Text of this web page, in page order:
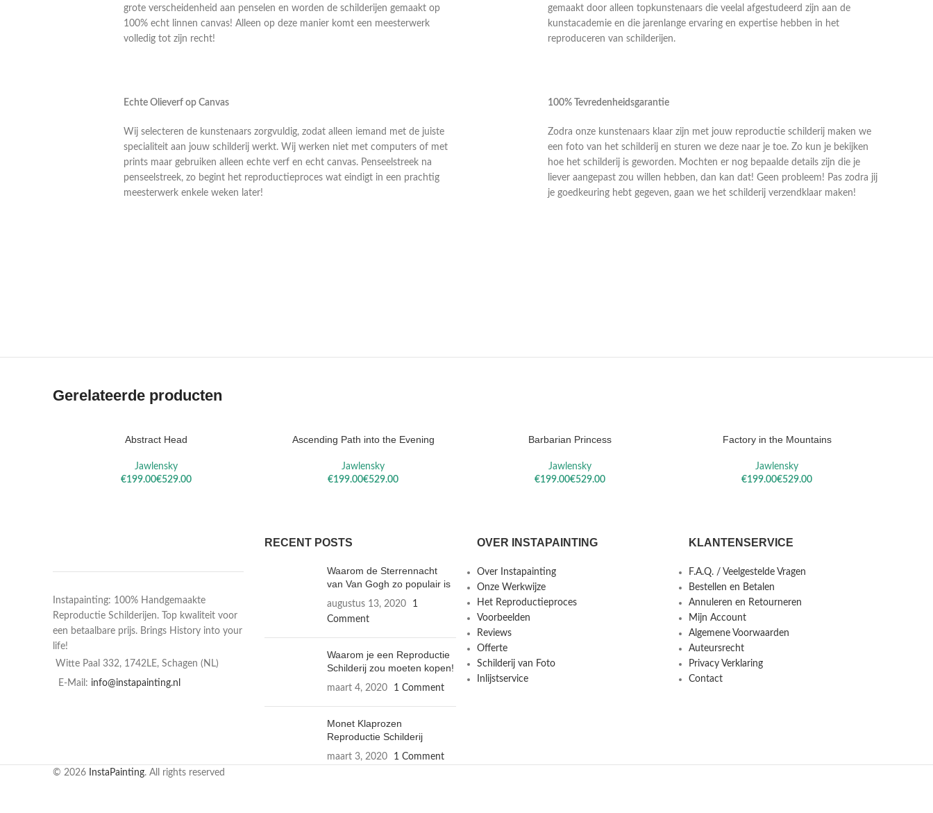
grote verscheidenheid aan penselen en worden de schilderijen gemaakt op
100% echt linnen canvas! Alleen op deze manier komt een meesterwerk
volledig tot zijn recht!
Echte Olieverf op Canvas
Wij selecteren de kunstenaars zorgvuldig, zodat alleen iemand met de juiste
specialiteit aan jouw schilderij werkt. Wij werken niet met computers of met
prints maar gebruiken alleen echte verf en echt canvas. Penseelstreek na
penseelstreek, zo begint het reproductieproces wat eindigt in een prachtig
meesterwerk enkele weken later!
gemaakt door alleen topkunstenaars die veelal afgestudeerd zijn aan de
kunstacademie en die jarenlange ervaring en expertise hebben in het
reproduceren van schilderijen.
100% Tevredenheidsgarantie
Zodra onze kunstenaars klaar zijn met jouw reproductie schilderij maken we
een foto van het schilderij en sturen we deze naar je toe. Zo kun je bekijken
hoe het schilderij is geworden. Mochten er nog bepaalde details zijn die je
liever aangepast zou willen hebben, dan kan dat! Geen probleem! Pas zodra jij
je goedkeuring hebt gegeven, gaan we het schilderij verzendklaar maken!
Gerelateerde producten
Abstract Head
Jawlensky
€
€
Ascending Path into the Evening
Jawlensky
€
€
Barbarian Princess
Jawlensky
€
€
Factory in the Mountains
Jawlensky
€
€
Instapainting: 100% Handgemaakte
Reproductie Schilderijen. Top kwaliteit voor
een betaalbare prijs. Brings History into your
life!
Witte Paal 332, 1742LE, Schagen (NL)
E-Mail: info@instapainting.nl
RECENT POSTS
Waarom de Sterrennacht
van Van Gogh zo populair is
augustus 13, 2020
1
Comment
Waarom je een Reproductie
Schilderij zou moeten kopen!
maart 4, 2020 1 Comment
Monet Klaprozen
Reproductie Schilderij
maart 3, 2020 1 Comment
OVER INSTAPAINTING
Over Instapainting
Onze Werkwijze
Het Reproductieproces
Voorbeelden
Reviews
Offerte
Schilderij van Foto
Inlijstservice
KLANTENSERVICE
F.A.Q. / Veelgestelde Vragen
Bestellen en Betalen
Annuleren en Retourneren
Mijn Account
Algemene Voorwaarden
Auteursrecht
Privacy Verklaring
Contact
© 2026 InstaPainting. All rights reserved